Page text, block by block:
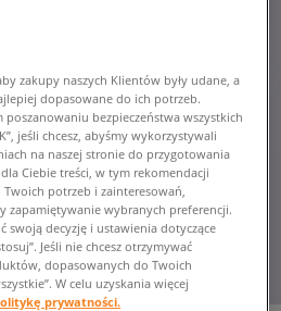
zakupy naszych Klientów były udane, a
dopasowane do ich potrzeb.
poszanowaniu bezpieczeństwa wszystkich
jeśli chcesz, abyśmy wykorzystywali
na naszej stronie do przygotowania
Ciebie treści, w tym rekomendacji
potrzeb i zainteresowań,
zapamiętywanie wybranych preferencji.
swoją decyzję i ustawienia dotyczące
Jeśli nie chcesz otrzymywać
dopasowanych do Twoich
W celu uzyskania więcej
prywatności.